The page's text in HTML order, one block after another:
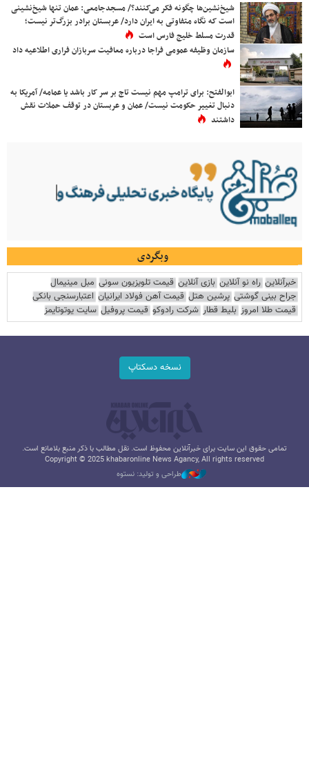
شیخ‌نشین‌ها چگونه فکر می‌کنند؟/ مسجدجامعی: عمان تنها شیخ‌نشینی
است که نگاه متفاوتی به ایران دارد/ عربستان برادر بزرگ‌تر نیست؛
قدرت مسلط خلیج فارس است
سازمان وظیفه عمومی فراجا درباره معافیت سربازان فراری اطلاعیه داد
ابوالفتح: برای ترامپ مهم نیست تاج بر سر کار باشد یا عمامه/ آمریکا به
دنبال تغییر حکومت نیست/ عمان و عربستان در توقف حملات نقش
داشتند
وبگردی
خبرآنلاین راه نو آنلاین بازی آنلاین قیمت تلویزیون سونی مبل مینیمال
جراح بینی گوشتی پرشین هتل قیمت آهن فولاد ایرانیان اعتبارسنجی بانکی
قیمت طلا امروز بلیط قطار شرکت رادوکو قیمت پروفیل سایت یوتوتایمز
نسخه دسکتاپ
تمامی حقوق این سایت برای خبرآنلاین محفوظ است. نقل مطالب با ذکر منبع بلامانع است.
Copyright © 2025 khabaronline News Agancy, All rights reserved
طراحی و تولید: نستوه